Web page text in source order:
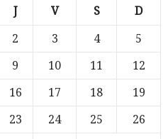
J V S D
2 3 4
5
9 10 11
12
16 17 18
19
23 24 25
26